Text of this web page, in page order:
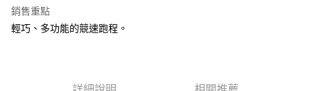
銷售重點
輕巧、多功能的競速跑程。